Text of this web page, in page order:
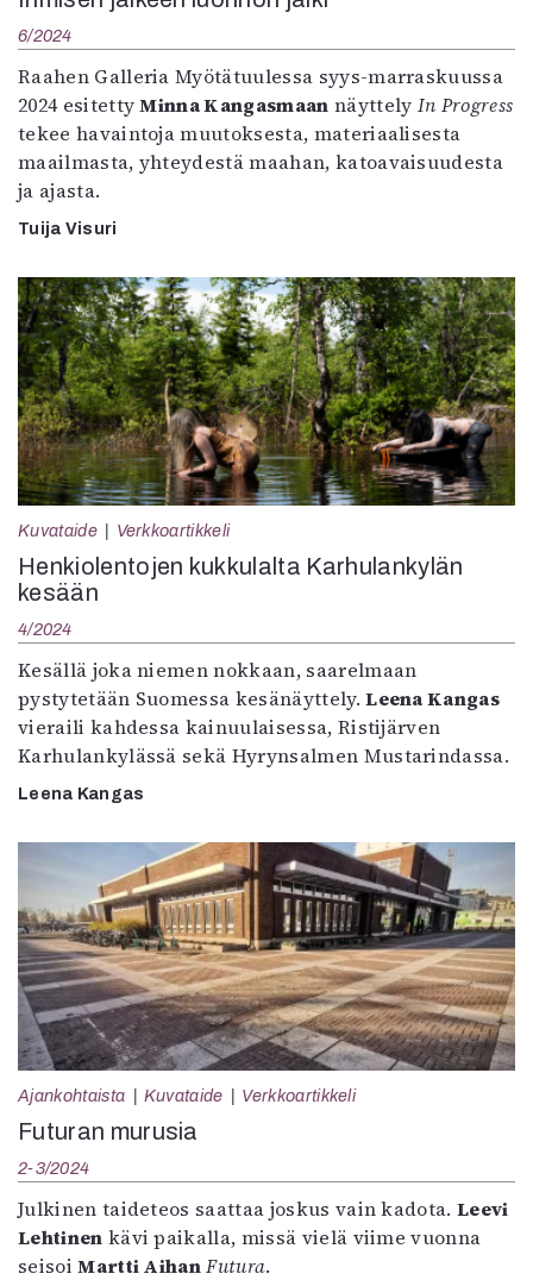
6/2024
Raahen Galleria Myötätuulessa syys-marraskuussa
2024 esitettyMinna Kangasmaan näyttely In Progress
tekee havaintoja muutoksesta, materiaalisesta
maailmasta, yhteydestä maahan, katoavaisuudesta
ja ajasta.
Tuija Visuri
Kuvataide Verkkoartikkeli
Henkiolentojen kukkulalta Karhulankylän
kesään
4/2024
Kesällä joka niemen nokkaan, saarelmaan
pystytetään Suomessa kesänäyttely.Leena Kangas
vieraili kahdessa kainuulaisessa, Ristijärven
Karhulankylässä sekä Hyrynsalmen Mustarindassa.
Leena Kangas
Ajankohtaista Kuvataide Verkkoartikkeli
Futuran murusia
2-3/2024
Julkinen taideteos saattaa joskus vain kadota.Leevi
Lehtinen kävi paikalla, missä vielä viime vuonna
seisoiMartti Aihan Futura.